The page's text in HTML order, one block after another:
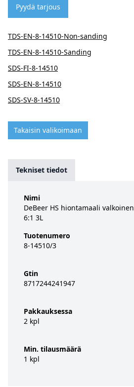
Pyydä tarjous
TDS-EN-8-14510-Non-sanding
TDS-EN-8-14510-Sanding
SDS-FI-8-14510
SDS-EN-8-14510
SDS-SV-8-14510
Takaisin valikoimaan
Tekniset tiedot
Nimi
DeBeer HS hiontamaali valkoinen
6:1 3L
Tuotenumero
8-14510/3
Gtin
8717244241947
Pakkauksessa
2 kpl
Min. tilausmäärä
1 kpl